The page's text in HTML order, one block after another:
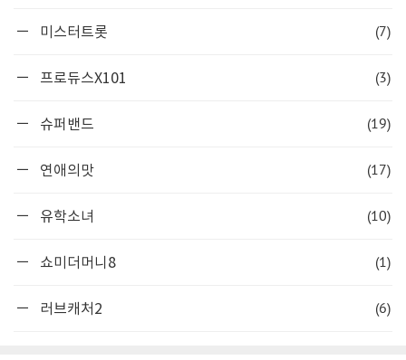
미스터트롯 (7)
프로듀스X101 (3)
슈퍼밴드 (19)
연애의맛 (17)
유학소녀 (10)
쇼미더머니8 (1)
러브캐처2 (6)